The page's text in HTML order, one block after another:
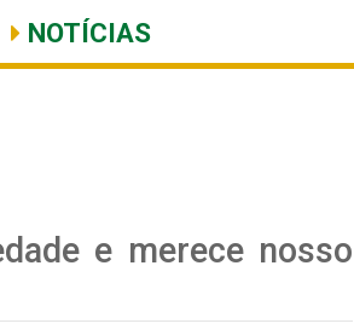
NOTÍCIAS
e merece nosso